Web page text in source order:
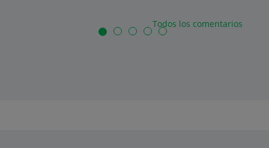
Todos los comentarios